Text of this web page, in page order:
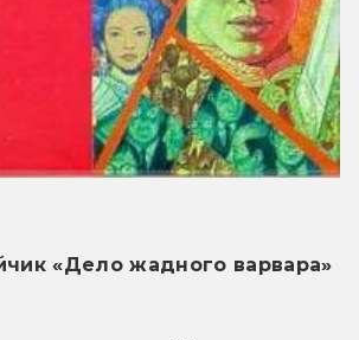
«Дело жадного варвара»